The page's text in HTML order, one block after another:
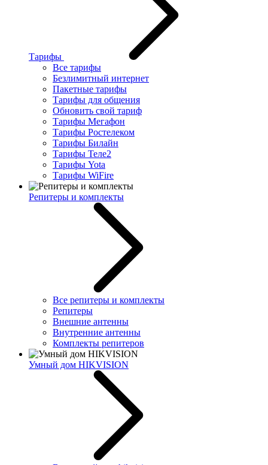
Тарифы
Все тарифы
Безлимитный интернет
Пакетные тарифы
Тарифы для общения
Обновить свой тариф
Тарифы Мегафон
Тарифы Ростелеком
Тарифы Билайн
Тарифы Теле2
Тарифы Yota
Тарифы WiFire
Репитеры и комплекты
Все репитеры и комплекты
Репитеры
Внешние антенны
Внутренние антенны
Комплекты репитеров
Умный дом HIKVISION